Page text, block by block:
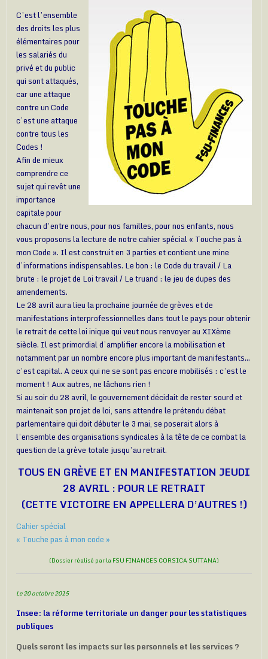
C’est l’ensemble
des droits les plus
élémentaires pour
les salariés du
privé et du public
qui sont attaqués,
car une attaque
contre un Code
c’est une attaque
contre tous les
Codes !
Afin de mieux
comprendre ce
sujet qui revêt une
importance
capitale pour
chacun d’entre nous, pour nos familles, pour nos enfants, nous
vous proposons la lecture de notre cahier spécial « Touche pas à
mon Code ». Il est construit en 3 parties et contient une mine
d’informations indispensables. Le bon : le Code du travail / La
brute : le projet de Loi travail / Le truand : le jeu de dupes des
amendements.
Le 28 avril aura lieu la prochaine journée de grèves et de
manifestations interprofessionnelles dans tout le pays pour obtenir
le retrait de cette loi inique qui veut nous renvoyer au XIXème
siècle. Il est primordial d’amplifier encore la mobilisation et
notamment par un nombre encore plus important de manifestants…
c’est capital. A ceux qui ne se sont pas encore mobilisés : c’est le
moment ! Aux autres, ne lâchons rien !
Si au soir du 28 avril, le gouvernement décidait de rester sourd et
maintenait son projet de loi, sans attendre le prétendu débat
parlementaire qui doit débuter le 3 mai, se poserait alors à
l’ensemble des organisations syndicales à la tête de ce combat la
question de la grève totale jusqu’au retrait.
TOUS EN GRÈVE ET EN MANIFESTATION JEUDI
28 AVRIL : POUR LE RETRAIT
(CETTE VICTOIRE EN APPELLERA D’AUTRES !)
Cahier spécial
« Touche pas à mon code »
(Dossier réalisé par la FSU FINANCES CORSICA SUTTANA)
Le 20 octobre 2015
Insee: la réforme territoriale un danger pour les statistiques
publiques
Quels seront les impacts sur les personnels et les services ?